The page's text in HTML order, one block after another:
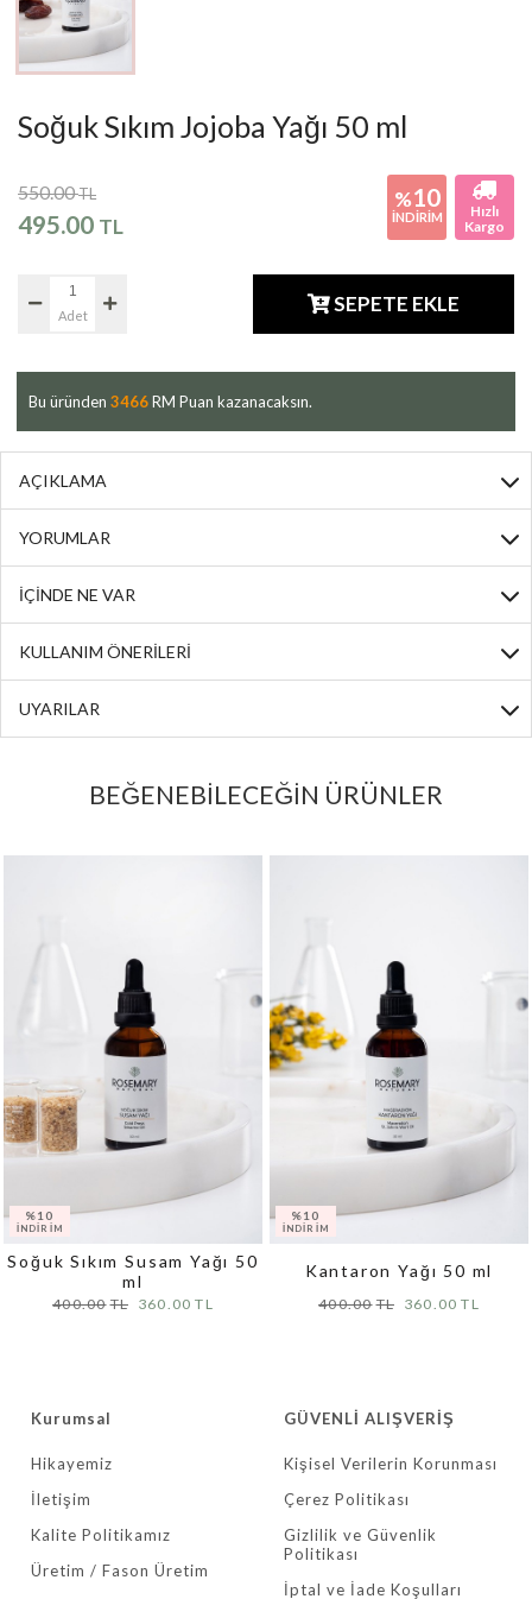
Soğuk Sıkım Jojoba Yağı 50 ml
550.00TL
495.00 TL
%10
İNDİRİM
Hızlı
Kargo
Adet SEPETE EKLE
Bu üründen 3466RM Puan kazanacaksın.
AÇIKLAMA
YORUMLAR
İÇİNDE NE VAR
KULLANIM ÖNERİLERİ
UYARILAR
BEĞENEBİLECEĞİN ÜRÜNLER
Soğuk Sıkım Susam Yağı 50
ml
400.00 360.00
Kantaron Yağı 50 ml
400.00 360.00
Kurumsal
Hikayemiz
İletişim
Kalite Politikamız
Üretim / Fason Üretim
GÜVENLİ ALIŞVERİŞ
Kişisel Verilerin Korunması
Çerez Politikası
Gizlilik ve Güvenlik
Politikası
İptal ve İade Koşulları